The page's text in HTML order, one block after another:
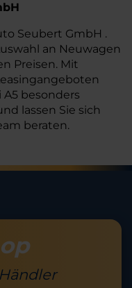
Seubert GmbH .
an Neuwagen
Preisen. Mit
besonders
lassen Sie sich
beraten.